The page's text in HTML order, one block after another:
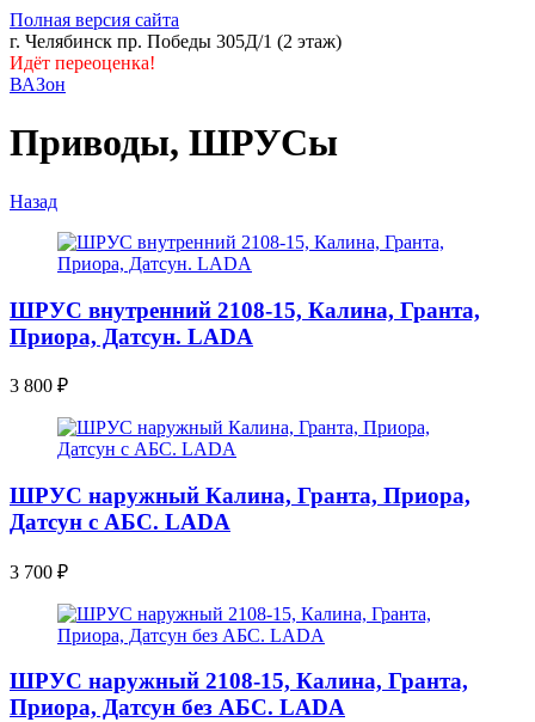
Полная версия сайта
г. Челябинск пр. Победы 305Д/1 (2 этаж)
Идёт переоценка!
ВАЗон
Приводы, ШРУСы
Назад
ШРУС внутренний 2108-15, Калина, Гранта,
Приора, Датсун. LADA
3 800 ₽
ШРУС наружный Калина, Гранта, Приора,
Датсун с АБС. LADA
3 700 ₽
ШРУС наружный 2108-15, Калина, Гранта,
Приора, Датсун без АБС. LADA